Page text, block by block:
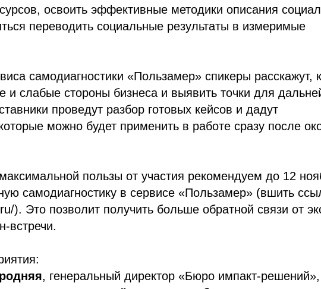
освоить эффективные методики описания
переводить социальные результаты в измеримые
самодиагностики «Пользамер» спикеры расскажут,
и слабые стороны бизнеса и выявить точки для
проведут разбор готовых кейсов и дадут
можно будет применить в работе сразу после
пользы от участия рекомендуем до 12
самодиагностику в сервисе «Пользамер» (вшить
). Это позволит получить больше обратной связи от
встречи.
, генеральный директор «Бюро импакт-решений»,